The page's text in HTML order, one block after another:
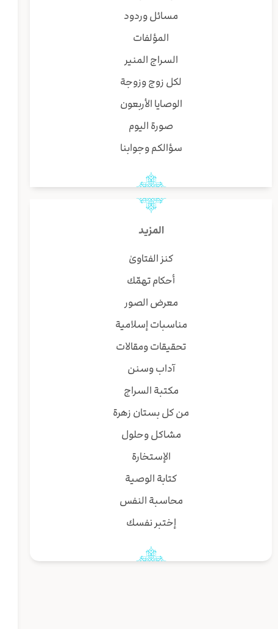
مسائل وردود
المؤلفات
السراج المنير
لكل زوج وزوجة
الوصايا الأربعون
صورة اليوم
سؤالكم وجوابنا
المزيد
كنز الفتاوىٰ
أحكام تهمّك
معرض الصور
مناسبات إسلامية
تحقيقات ومقالات
آداب وسنن
مكتبة السراج
من كل بستان زهرة
مشاكل وحلول
الإستخارة
كتابة الوصية
محاسبة النفس
إختبر نفسك